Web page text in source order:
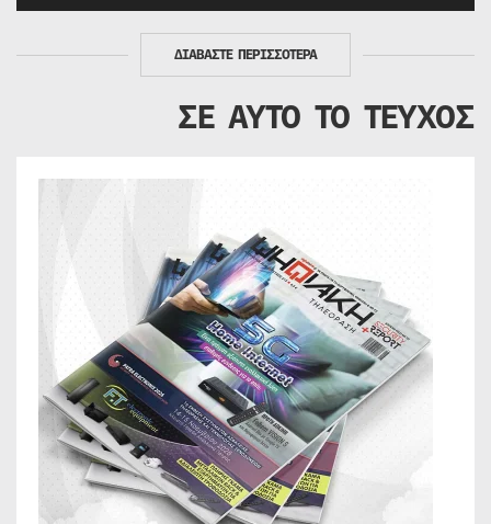
ΔΙΑΒΑΣΤΕ ΠΕΡΙΣΣΟΤΕΡΑ
ΣΕ ΑΥΤΟ ΤΟ ΤΕΥΧΟΣ